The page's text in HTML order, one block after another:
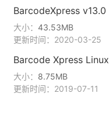
BarcodeXpress
大小： 43.53MB
更新时间：2020-03-25
Barcode Xpress
大小： 8.75MB
更新时间：2019-07-11